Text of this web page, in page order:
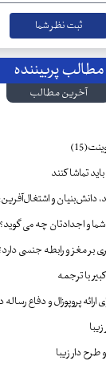
مطالب پربیننده
آخرین مطالب
و اجدادتان چه می گوید؟
بر مغز و رابطه جنسی
با ترجمه
پروپوزال و دفاع رساله
طرح دار زیبا